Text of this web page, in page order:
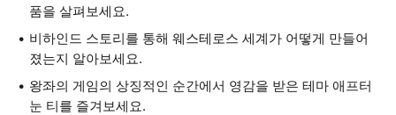
품을 살펴보세요.
비하인드 스토리를 통해 웨스테로스 세계가 어떻게 만들어
졌는지 알아보세요.
왕좌의 게임의 상징적인 순간에서 영감을 받은 테마 애프터
눈 티를 즐겨보세요.